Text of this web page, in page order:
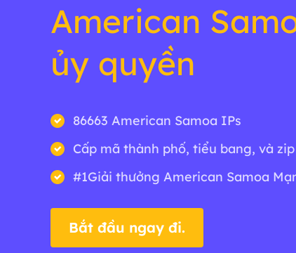
American
ủy quyền
86663 American Samoa IPs
Cấp mã thành phố, tiểu bang, và
#1Giải thưởng American Samoa
Bắt đầu ngay đi.